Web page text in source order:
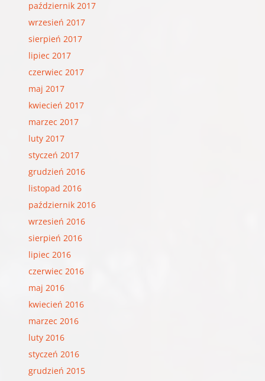
październik 2017
wrzesień 2017
sierpień 2017
lipiec 2017
czerwiec 2017
maj 2017
kwiecień 2017
marzec 2017
luty 2017
styczeń 2017
grudzień 2016
listopad 2016
październik 2016
wrzesień 2016
sierpień 2016
lipiec 2016
czerwiec 2016
maj 2016
kwiecień 2016
marzec 2016
luty 2016
styczeń 2016
grudzień 2015